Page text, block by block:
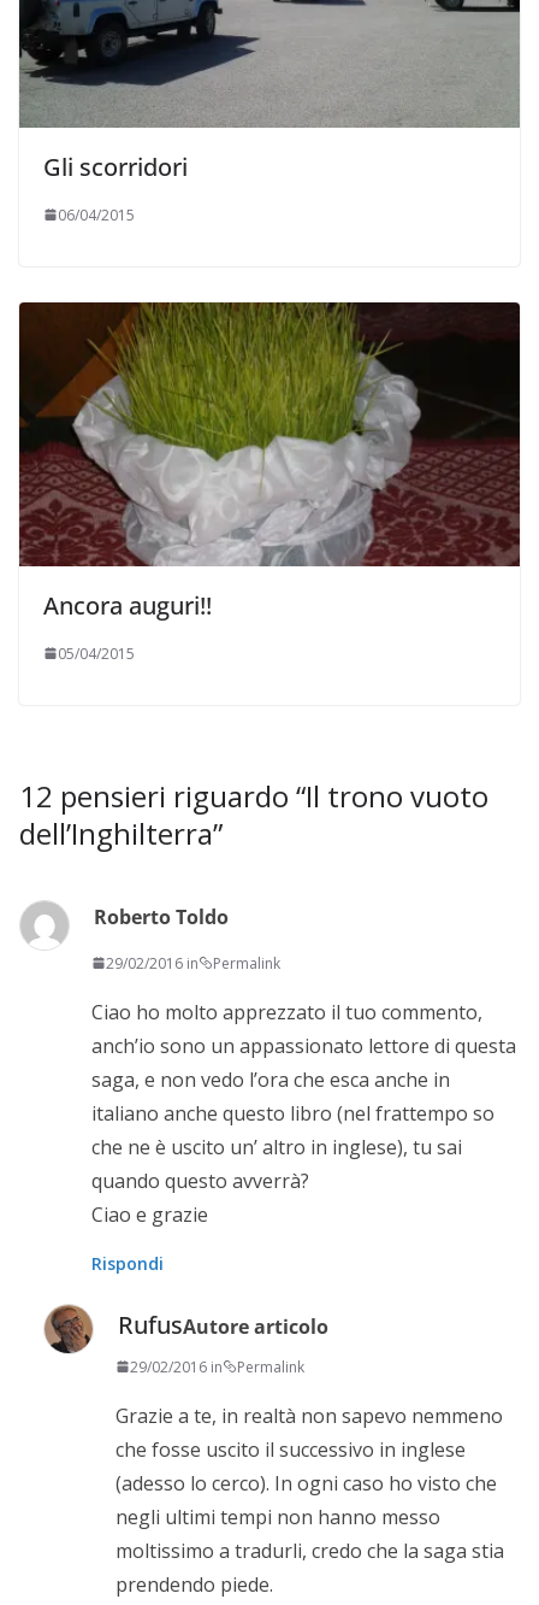
Gli scorridori
06/04/2015
Ancora auguri!!
05/04/2015
12 pensieri riguardo “Il trono vuoto
dell’Inghilterra”
Roberto Toldo
29/02/2016 in Permalink
Ciao ho molto apprezzato il tuo commento,
anch’io sono un appassionato lettore di questa
saga, e non vedo l’ora che esca anche in
italiano anche questo libro (nel frattempo so
che ne è uscito un’ altro in inglese), tu sai
quando questo avverrà?
Ciao e grazie
Rispondi
RufusAutore articolo
29/02/2016 in Permalink
Grazie a te, in realtà non sapevo nemmeno
che fosse uscito il successivo in inglese
(adesso lo cerco). In ogni caso ho visto che
negli ultimi tempi non hanno messo
moltissimo a tradurli, credo che la saga stia
prendendo piede.